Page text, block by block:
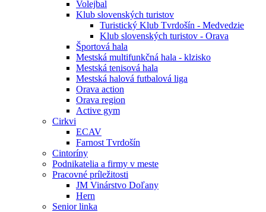
Volejbal
Klub slovenských turistov
Turistický Klub Tvrdošín - Medvedzie
Klub slovenských turistov - Orava
Športová hala
Mestská multifunkčná hala - klzisko
Mestská tenisová hala
Mestská halová futbalová liga
Orava action
Orava region
Active gym
Cirkvi
ECAV
Farnost Tvrdošín
Cintoríny
Podnikatelia a firmy v meste
Pracovné príležitosti
JM Vinárstvo Doľany
Hern
Senior linka